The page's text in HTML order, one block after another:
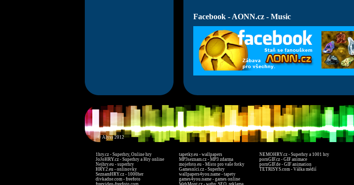
Facebook - AONN.cz - Music
© Alyss 2012
1hry.cz - Superhry, Online hry
JoJoHRY.cz - Superhry a Hry online
Nejhry.eu - superhry
HRY2.eu - onlinovky
SeznamHRY.cz - 1000her
divkadne.com - freefoto
freevideo-freefoto.com
tapetky.eu - wallpapers
MP3seznam.cz - MP3 zdarma
mojefoto.eu - Místo pro vaše fotky
Gamesníci.cz - Superhry
wallpapers4you.name - tapety
games4you.name - games online
WebMont.cz - weby, SEO, reklama
NEMOHRY.cz - Superhry a 1001 hry
pornGIF.cz - GIF animace
pornGIF.de - GIF animation
TETRISYS.com - Válka médií